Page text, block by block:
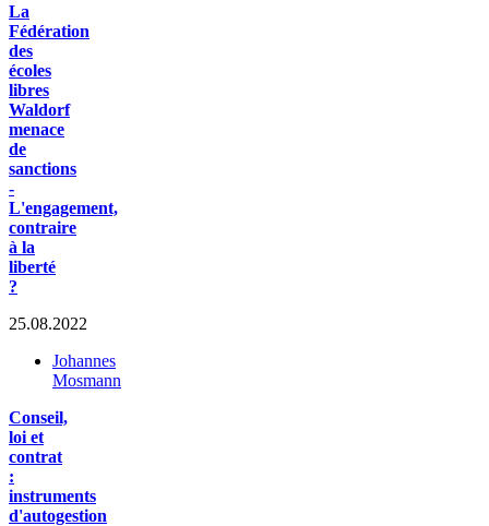
La
Fédération
des
écoles
libres
Waldorf
menace
de
sanctions
-
L'engagement,
contraire
à la
liberté
?
25.08.2022
Johannes
Mosmann
Conseil,
loi et
contrat
:
instruments
d'autogestion